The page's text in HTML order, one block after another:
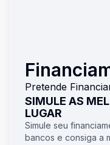
Pretende
SIMULE AS
LUGAR
Simule seu
bancos e consiga a